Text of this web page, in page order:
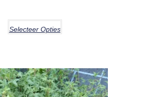
Selecteer Opties